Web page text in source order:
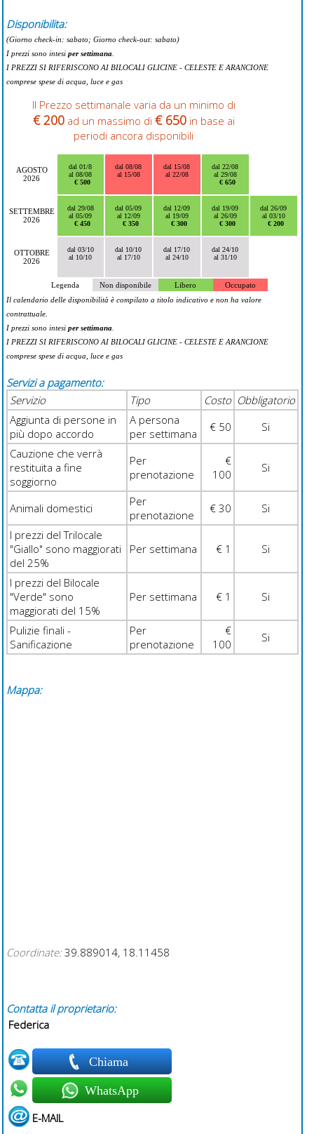
Disponibilita:
(Giorno check-in: sabato; Giorno check-out: sabato)
I prezzi sono intesi per settimana.
I PREZZI SI RIFERISCONO AI BILOCALI GLICINE - CELESTE E ARANCIONE
comprese spese di acqua, luce e gas
Il Prezzo settimanale varia da un minimo di
€ 200ad un massimo di € 650in base ai
periodi ancora disponibili
AGOSTO
2026
dal 01/8
al 08/08
€ 500
dal 08/08
al 15/08
dal 15/08
al 22/08
dal 22/08
al 29/08
€ 650
SETTEMBRE
2026
dal 29/08
al 05/09
€ 450
dal 05/09
al 12/09
€ 350
dal 12/09
al 19/09
€ 300
dal 19/09
al 26/09
€ 300
dal 26/09
al 03/10
€ 200
OTTOBRE
2026
dal 03/10
al 10/10
dal 10/10
al 17/10
dal 17/10
al 24/10
dal 24/10
al 31/10
Legenda Non disponibile Libero
Occupato
Il calendario delle disponibilità è compilato a titolo indicativo e non ha valore
contrattuale.
I prezzi sono intesi per settimana.
I PREZZI SI RIFERISCONO AI BILOCALI GLICINE - CELESTE E ARANCIONE
comprese spese di acqua, luce e gas
Servizi a pagamento:
Servizio
Tipo Costo Obbligatorio
Aggiunta di persone in
più dopo accordo
A persona
per settimana
€ 50
Si
Cauzione che verrà
restituita a fine
soggiorno
Per
prenotazione
€
100
Si
Animali domestici
Per
prenotazione
€ 30
Si
I prezzi del Trilocale
"Giallo" sono maggiorati
del 25%
Per settimana € 1 Si
I prezzi del Bilocale
"Verde" sono
maggiorati del 15%
Per settimana € 1 Si
Pulizie finali -
Sanificazione
Per
prenotazione
€
100
Si
Mappa:
Coordinate: 39.889014, 18.11458
Contatta il proprietario:
Federica
Chiama
WhatsApp
E-MAIL